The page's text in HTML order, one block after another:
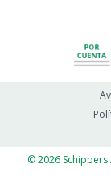
© 2026 Schippers